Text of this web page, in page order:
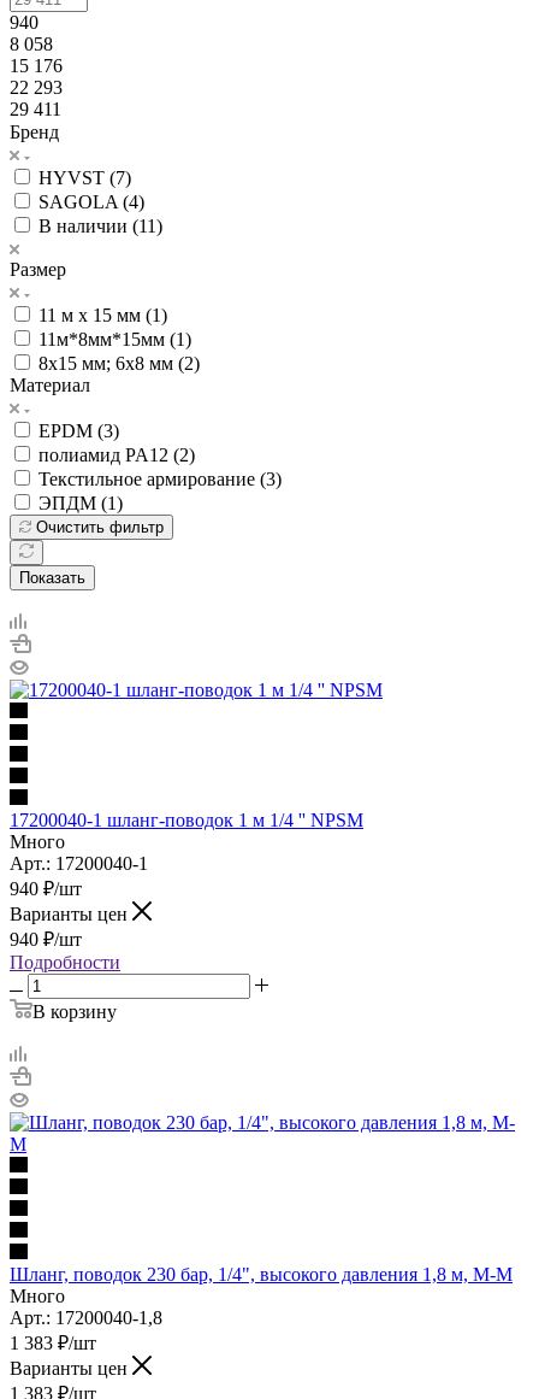
940
8 058
15 176
22 293
29 411
Бренд
HYVST (7)
SAGOLA (4)
В наличии (11)
Размер
11 м х 15 мм (1)
11м*8мм*15мм (1)
8х15 мм; 6х8 мм (2)
Материал
EPDM (3)
полиамид PA12 (2)
Текстильное армирование (3)
ЭПДМ (1)
Очистить фильтр
Показать
17200040-1 шланг-поводок 1 м 1/4 '' NPSM
Много
Арт.: 17200040-1
940 ₽/шт
Варианты цен
940 ₽/шт
Подробности
В корзину
Шланг, поводок 230 бар, 1/4", высокого давления 1,8 м, М-М
Много
Арт.: 17200040-1,8
1 383 ₽/шт
Варианты цен
1 383 ₽/шт